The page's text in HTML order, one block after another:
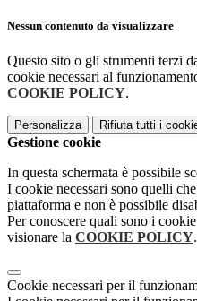
Nessun contenuto da visualizzare
Questo sito o gli strumenti terzi
cookie necessari al
COOKIE POLICY.
Personalizza Rifiuta tutti i
Gestione cookie
In questa schermata è possibile
I cookie necessari sono quelli
piattaforma e non è possibile
Per conoscere quali sono i
visionare la COOKIE POLICY.
Cookie necessari per il